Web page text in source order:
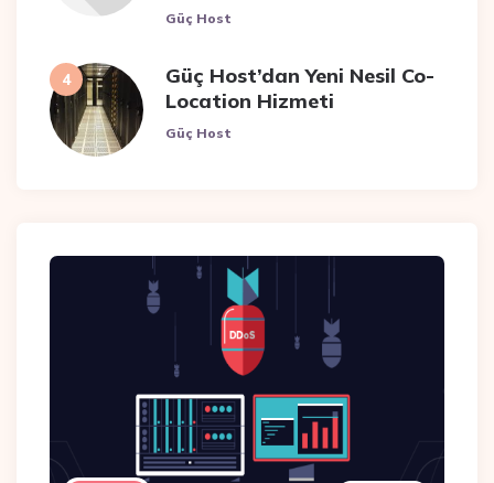
Posted
Güç Host
Güç Host’dan Yeni Nesil Co-
Location Hizmeti
Posted
Güç Host